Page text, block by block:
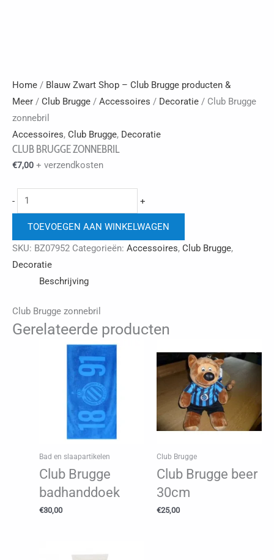
Home / Blauw Zwart Shop – Club Brugge producten &
Meer / Club Brugge / Accessoires / Decoratie / Club Brugge
zonnebril
Accessoires, Club Brugge, Decoratie
CLUB BRUGGE ZONNEBRIL
€7,00 + verzendkosten
-
Club
Brugge
zonnebril
aantal
+
TOEVOEGEN AAN WINKELWAGEN
SKU: BZ07952 Categorieën: Accessoires, Club Brugge,
Decoratie
Beschrijving
Club Brugge zonnebril
Gerelateerde producten
Bad en slaapartikelen
Club Brugge
badhanddoek
€30,00
Club Brugge
Club Brugge beer
30cm
€25,00